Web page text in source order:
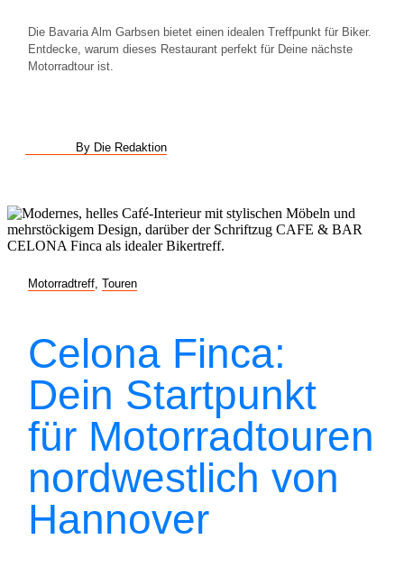
Die Bavaria Alm Garbsen bietet einen idealen Treffpunkt für Biker.
Entdecke, warum dieses Restaurant perfekt für Deine nächste
Motorradtour ist.
By Die Redaktion
Motorradtreff Touren
Celona Finca:
Dein Startpunkt
für Motorradtouren
nordwestlich von
Hannover